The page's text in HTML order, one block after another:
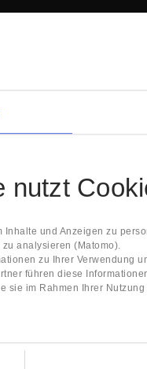
nutzt
Inhalte und Anzeigen zu
analysieren (Matomo).
zu Ihrer Verwendung
führen diese
sie im Rahmen Ihrer